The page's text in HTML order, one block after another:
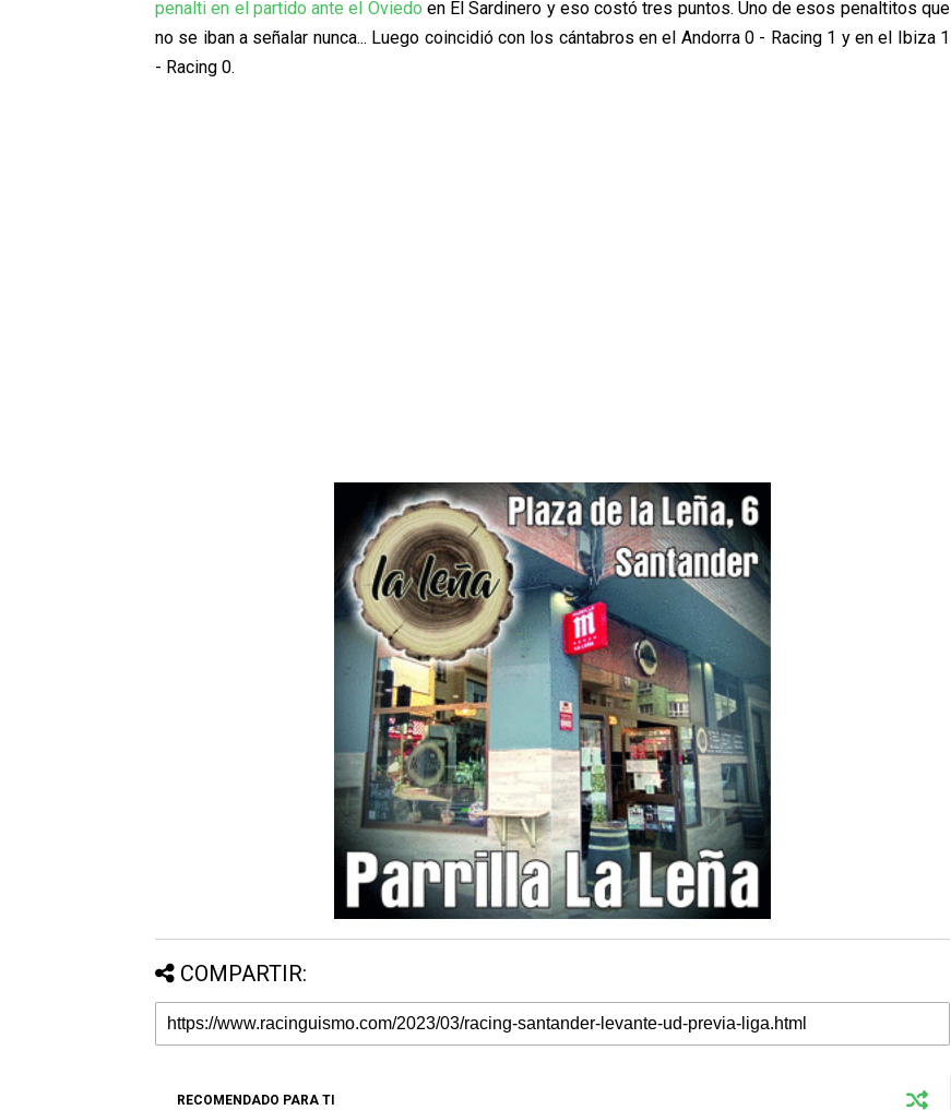
penalti en el partido ante el Oviedo en El Sardinero y eso costó tres puntos. Uno de esos penaltitos que
no se iban a señalar nunca... Luego coincidió con los cántabros en el Andorra 0 - Racing 1 y en el Ibiza 1
- Racing 0.
COMPARTIR:
RECOMENDADO PARA TI